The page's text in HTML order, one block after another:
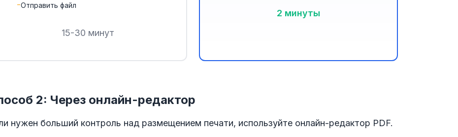
Отправить файл
15-30 минут
2 минуты
2: Через онлайн-редактор
нужен больший контроль над размещением печати, используйте онлайн-редактор PDF.